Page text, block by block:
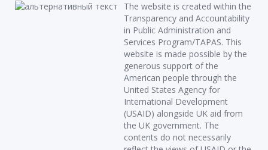
The website is created within the
Transparency and Accountability
in Public Administration and
Services Program/TAPAS. This
website is made possible by the
generous support of the
American people through the
United States Agency for
International Development
(USAID) alongside UK aid from
the UK government. The
contents do not necessarily